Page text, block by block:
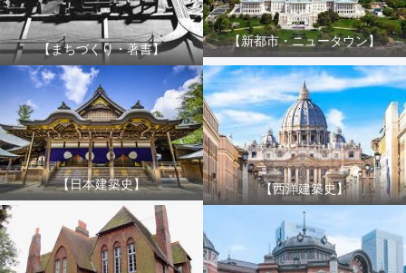
【まちづくり・著書】
【新都市・ニュータウン】
【日本建築史】 【西洋建築史】